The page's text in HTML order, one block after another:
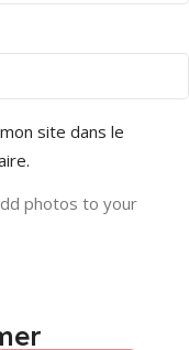
site dans le
photos to your